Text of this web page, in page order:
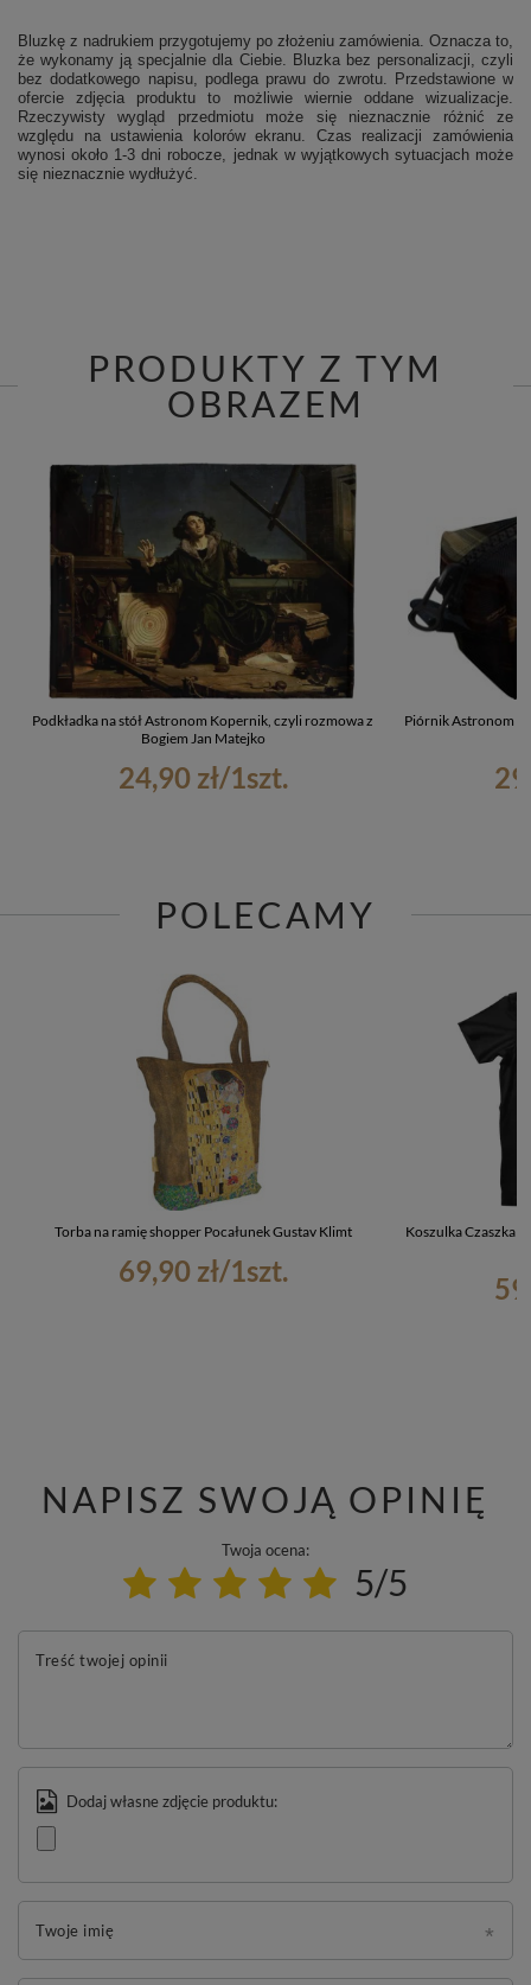
Bluzkę z nadrukiem przygotujemy po złożeniu zamówienia. Oznacza to,
że wykonamy ją specjalnie dla Ciebie. Bluzka bez personalizacji, czyli
bez dodatkowego napisu, podlega prawu do zwrotu. Przedstawione w
ofercie zdjęcia produktu to możliwie wiernie oddane wizualizacje.
Rzeczywisty wygląd przedmiotu może się nieznacznie różnić ze
względu na ustawienia kolorów ekranu. Czas realizacji zamówienia
wynosi około 1-3 dni robocze, jednak w wyjątkowych sytuacjach może
się nieznacznie wydłużyć.
PRODUKTY Z TYM
OBRAZEM
Podkładka na stół Astronom Kopernik, czyli rozmowa z
Bogiem Jan Matejko
24,90 zł/1szt.
Piórnik Astronom
POLECAMY
Torba na ramię shopper Pocałunek Gustav Klimt
69,90 zł/1szt.
Koszulka Czaszka
NAPISZ SWOJĄ OPINIĘ
Twoja ocena:
5/5
Treść twojej opinii
Dodaj własne zdjęcie produktu:
Twoje imię